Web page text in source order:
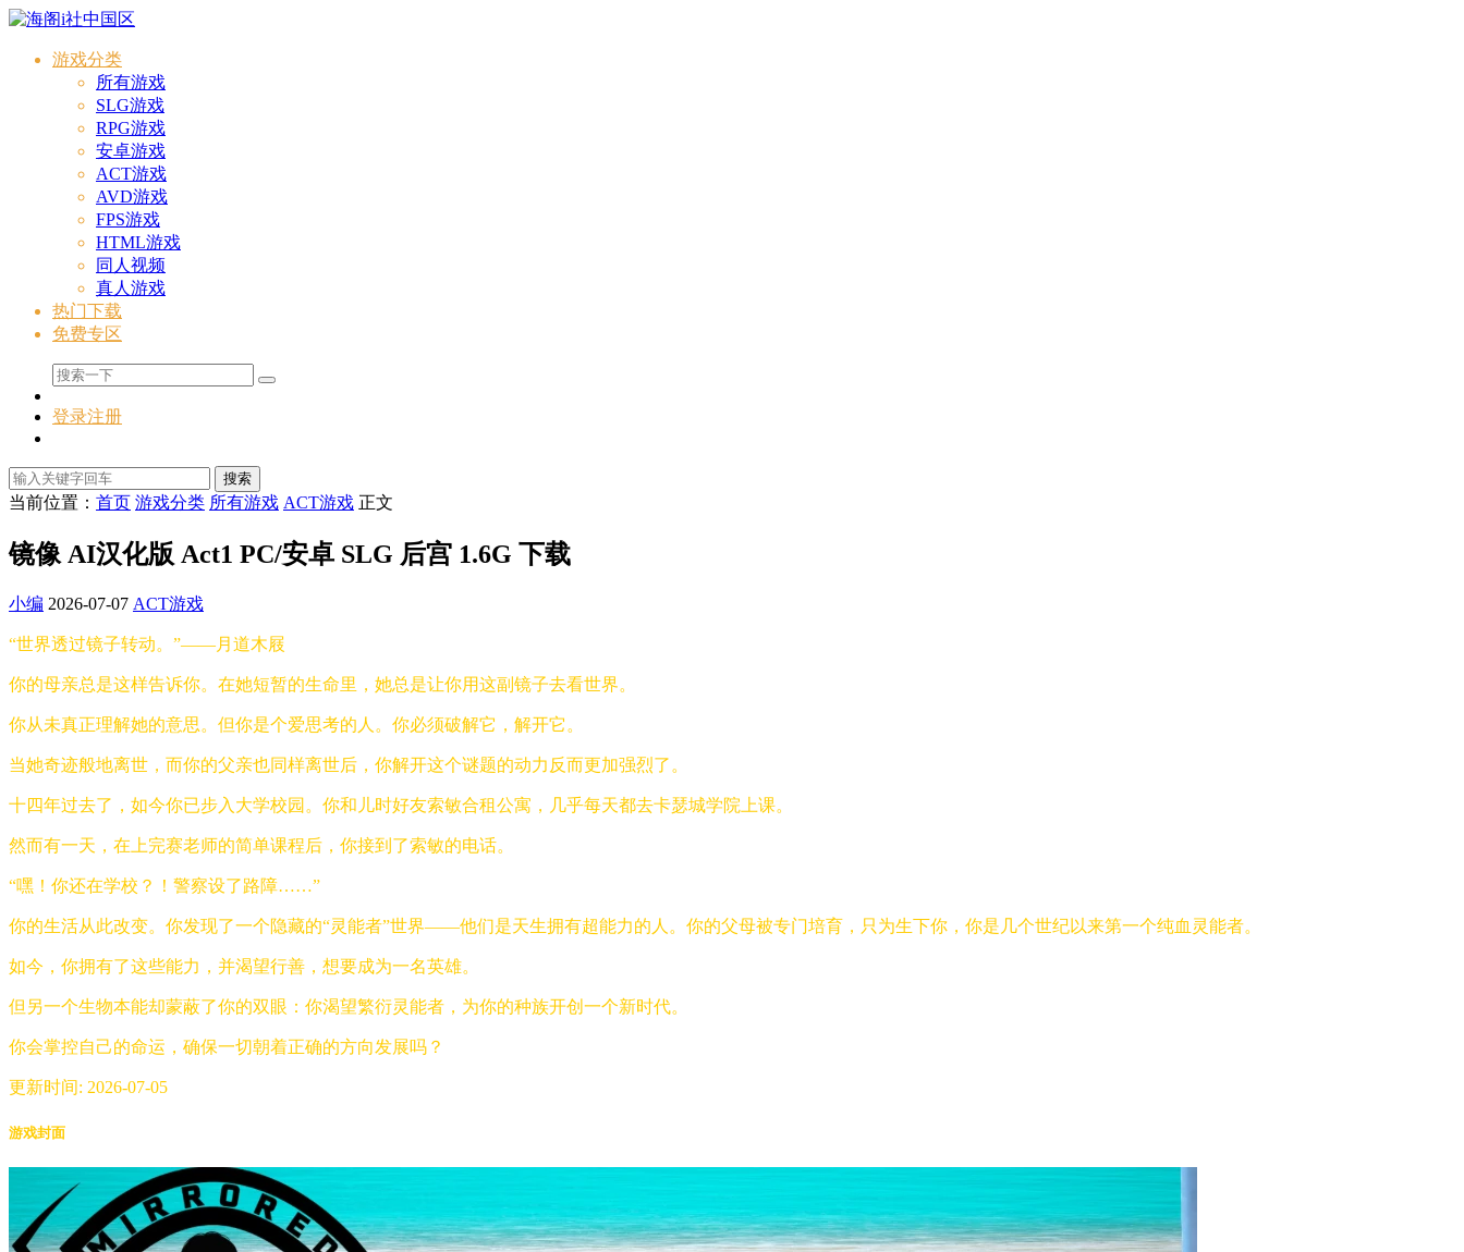
游戏分类
所有游戏
SLG游戏
RPG游戏
安卓游戏
ACT游戏
AVD游戏
FPS游戏
HTML游戏
同人视频
真人游戏
热门下载
免费专区
登录注册
搜索
当前位置： 首页 游戏分类 所有游戏 ACT游戏 正文
镜像 AI汉化版 Act1 PC/安卓 SLG 后宫 1.6G 下载
小编 2026-07-07 ACT游戏
“世界透过镜子转动。”——月道木屐
你的母亲总是这样告诉你。在她短暂的生命里，她总是让你用这副镜子去看世界。
你从未真正理解她的意思。但你是个爱思考的人。你必须破解它，解开它。
当她奇迹般地离世，而你的父亲也同样离世后，你解开这个谜题的动力反而更加强烈了。
十四年过去了，如今你已步入大学校园。你和儿时好友索敏合租公寓，几乎每天都去卡瑟城学院上课。
然而有一天，在上完赛老师的简单课程后，你接到了索敏的电话。
“嘿！你还在学校？！警察设了路障……”
你的生活从此改变。你发现了一个隐藏的“灵能者”世界——他们是天生拥有超能力的人。你的父母被专门培育，只为生下你，你是几个世纪以来第一个纯血灵能者。
如今，你拥有了这些能力，并渴望行善，想要成为一名英雄。
但另一个生物本能却蒙蔽了你的双眼：你渴望繁衍灵能者，为你的种族开创一个新时代。
你会掌控自己的命运，确保一切朝着正确的方向发展吗？
更新时间: 2026-07-05
游戏封面